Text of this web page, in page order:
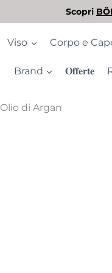
L'estate
Viso Corpo e
Brand 𝐎𝐟𝐟𝐞𝐫𝐭𝐞
Olio di Argan